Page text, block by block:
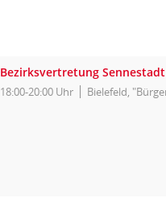
Bezirksvertretung Sennestadt
18:00-20:00 Uhr Bielefeld,